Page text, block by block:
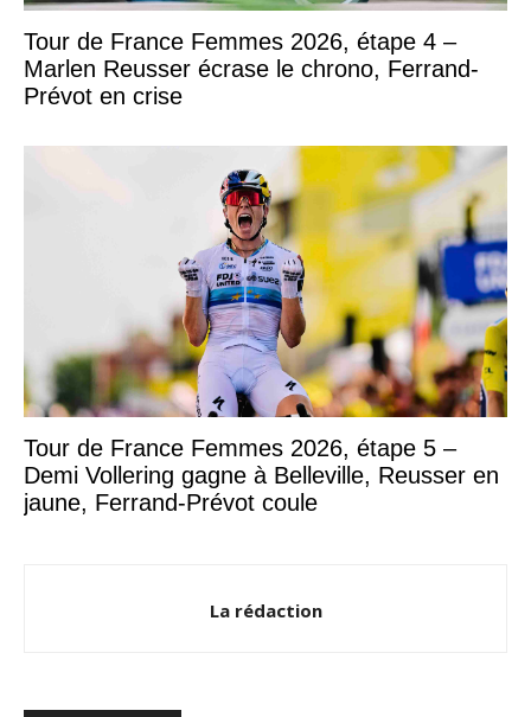
Tour de France Femmes 2026, étape 4 –
Marlen Reusser écrase le chrono, Ferrand-
Prévot en crise
Tour de France Femmes 2026, étape 5 –
Demi Vollering gagne à Belleville, Reusser en
jaune, Ferrand-Prévot coule
La rédaction